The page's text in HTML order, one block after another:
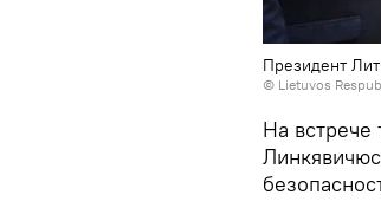
Президент
© Lietuvos
На встрече